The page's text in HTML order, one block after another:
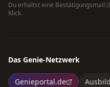
Du erhältst eine Bestätigungsmail
Klick.
Das Genie-Netzwerk
Genieportal.de